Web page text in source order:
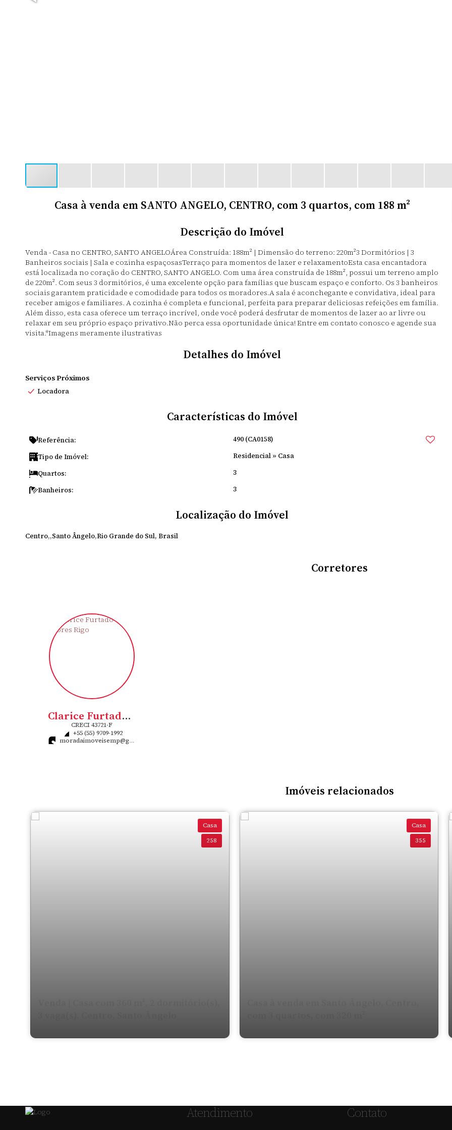
Casa à venda em SANTO ANGELO, CENTRO, com 3 quartos, com 188 m²
Descrição do Imóvel
Venda - Casa no CENTRO, SANTO ANGELOÁrea Construída: 188m² | Dimensão do terreno: 220m²3 Dormitórios | 3
Banheiros sociais | Sala e cozinha espaçosasTerraço para momentos de lazer e relaxamentoEsta casa encantadora
está localizada no coração do CENTRO, SANTO ANGELO. Com uma área construída de 188m², possui um terreno amplo
de 220m². Com seus 3 dormitórios, é uma excelente opção para famílias que buscam espaço e conforto. Os 3 banheiros
sociais garantem praticidade e comodidade para todos os moradores.A sala é aconchegante e convidativa, ideal para
receber amigos e familiares. A cozinha é completa e funcional, perfeita para preparar deliciosas refeições em família.
Além disso, esta casa oferece um terraço incrível, onde você poderá desfrutar de momentos de lazer ao ar livre ou
relaxar em seu próprio espaço privativo.Não perca essa oportunidade única! Entre em contato conosco e agende sua
visita.*Imagens meramente ilustrativas
Detalhes do Imóvel
Serviços Próximos
Locadora
Características do Imóvel
Referência: 490 (CA0158)
Tipo de Imóvel: Residencial » Casa
Quartos: 3
Banheiros: 3
Localização do Imóvel
Centro Santo Ângelo Rio Grande do Sul, Brasil
Corretores
Clarice Furtado Flores Rigo
CRECI43721-F
+55 (55) 9709-1992
moradaimoveisemp@gmail.com
Imóveis relacionados
Casa
258
Casa
355
Atendimento Contato